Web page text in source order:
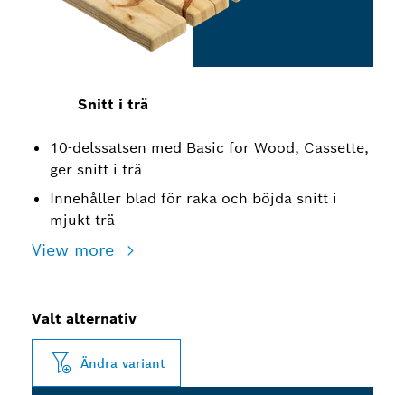
Snitt i trä
10-delssatsen med Basic for Wood, Cassette,
ger snitt i trä
Innehåller blad för raka och böjda snitt i
mjukt trä
View more
Valt alternativ
Ändra variant